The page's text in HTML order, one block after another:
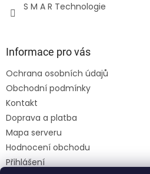
S M A R Technologie
Informace pro vás
Ochrana osobních údajů
Obchodní podmínky
Kontakt
Doprava a platba
Mapa serveru
Hodnocení obchodu
Přihlášení